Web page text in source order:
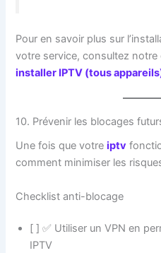
Pour en savoir plus sur
votre service, consultez
installer IPTV (tous
10. Prévenir les blocages
Une fois que votreiptv
comment minimiser les
Checklist anti-blocage
[ ] ✅ Utiliser un VPN en
IPTV